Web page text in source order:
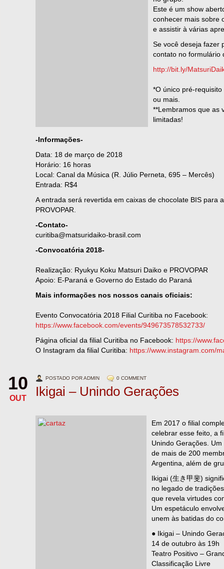
Este é um show
conhecer mais sobre
e assistir à várias
Se você deseja fazer
contato no formulário
http://bit.ly/
*O único pré-
ou mais.
**Lembramos que as
limitadas!
-Informações-
Data: 18 de março de 2018
Horário: 16 horas
Local: Canal da Música (R. Júlio Perneta, 695 – Mercês)
Entrada: R$4
A entrada será revertida em caixas de chocolate BIS para
PROVOPAR.
-Contato-
curitiba@matsuridaiko-brasil.com
-Convocatória 2018-
Realização: Ryukyu Koku Matsuri Daiko e PROVOPAR
Apoio: E-Paraná e Governo do Estado do Paraná
Mais informações nos nossos canais oficiais:
Evento Convocatória 2018 Filial Curitiba no Facebook:
https://www.facebook.com/events/949673578532733/
Página oficial da filial Curitiba no Facebook: https://
O Instagram da filial Curitiba: https://www.instagram.com/
10
OUT
POSTADO POR ADMIN 0 COMMENT
Ikigai – Unindo Gerações
Em 2017 o filial
celebrar esse feito, a
Unindo Gerações.
de mais de 200
Argentina, além de
Ikigai (生き甲斐)
no legado de
que revela virtudes
Um espetáculo
unem às batidas do
● Ikigai – Unindo
14 de outubro às 19h
Teatro Positivo –
Classificação Livre